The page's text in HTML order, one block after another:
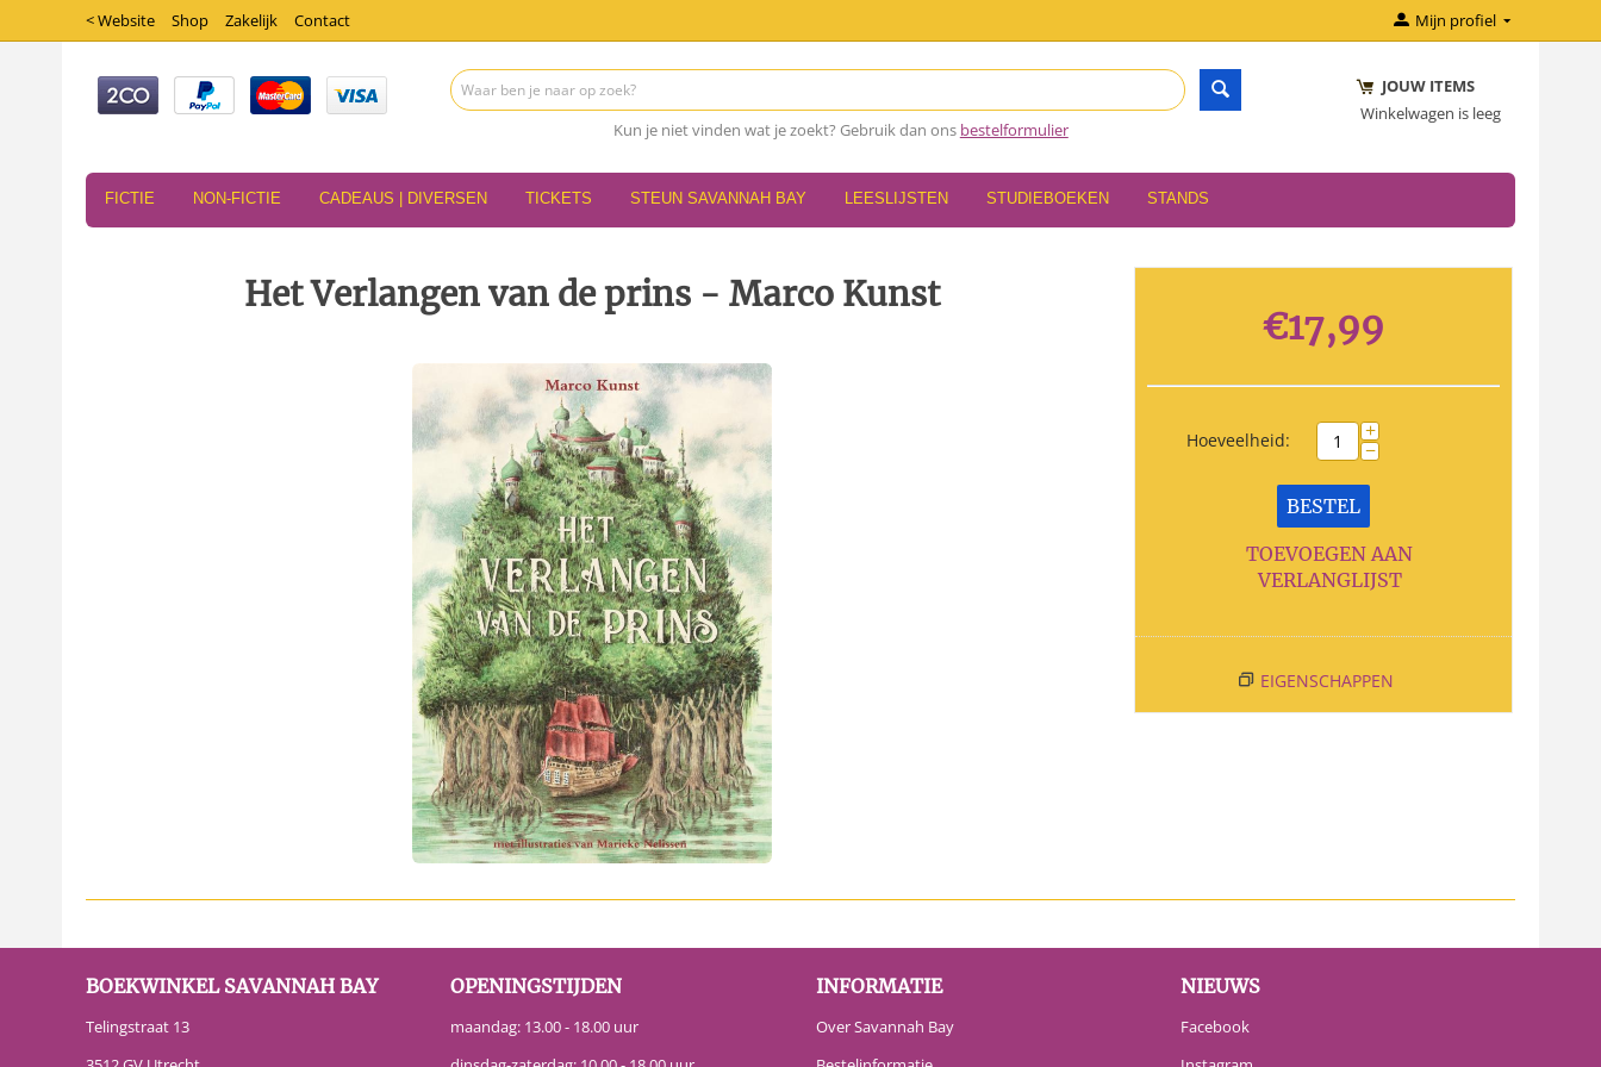
< Website Shop Zakelijk Contact Mijn profiel
Kun je niet vinden wat je zoekt? Gebruik dan ons bestelformulier
JOUW ITEMS
Winkelwagen is leeg
FICTIE NON-FICTIE CADEAUS | DIVERSEN TICKETS STEUN SAVANNAH BAY LEESLIJSTEN STUDIEBOEKEN STANDS
Het Verlangen van de prins - Marco Kunst
€17,99
Hoeveelheid: +
−
BESTEL
TOEVOEGEN AAN
VERLANGLIJST
EIGENSCHAPPEN
BOEKWINKEL SAVANNAH BAY
Telingstraat 13
OPENINGSTIJDEN
maandag: 13.00 - 18.00 uur
INFORMATIE
Over Savannah Bay
NIEUWS
Facebook